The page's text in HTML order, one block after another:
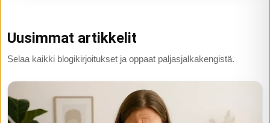
Uusimmat artikkelit
Selaa kaikki blogikirjoitukset ja oppaat paljasjalkakengistä.